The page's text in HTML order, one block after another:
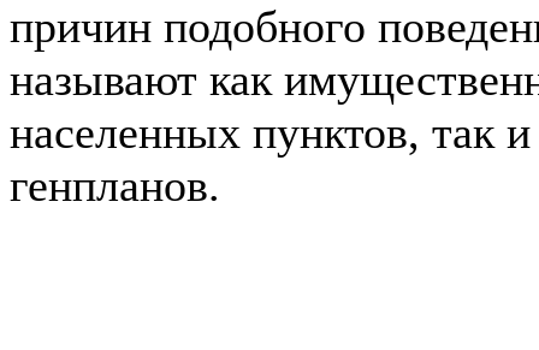
причин подобного
называют как
населенных пунктов, так
генпланов.